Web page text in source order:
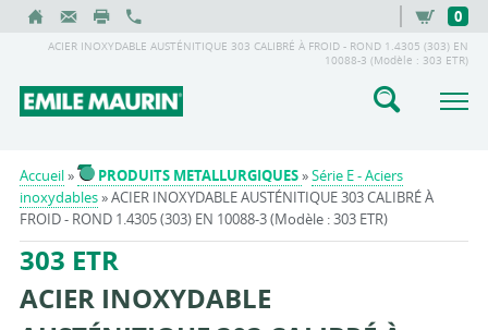
0
ACIER INOXYDABLE AUSTÉNITIQUE 303 CALIBRÉ À FROID - ROND 1.4305 (303) EN
10088-3 (Modèle : 303 ETR)
Accueil» PRODUITS METALLURGIQUES»Série E - Aciers
inoxydables» ACIER INOXYDABLE AUSTÉNITIQUE 303 CALIBRÉ À
FROID - ROND 1.4305 (303) EN 10088-3 (Modèle : 303 ETR)
303 ETR
ACIER INOXYDABLE